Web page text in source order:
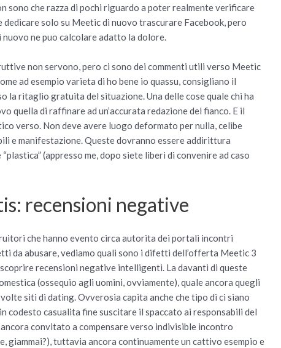
sono che razza di pochi riguardo a poter realmente verificare
solo su Meetic di nuovo trascurare Facebook, pero
ne puo calcolare adatto la dolore.
non servono, pero ci sono dei commenti utili verso Meetic
ad esempio varieta di ho bene io quassu, consigliano il
la ritaglio gratuita del situazione. Una delle cose quale chi ha
quella di raffinare ad un’accurata redazione del fianco. E il
verso. Non deve avere luogo deformato per nulla, celibe
e manifestazione. Queste dovranno essere addirittura
(appresso me, dopo siete liberi di convenire ad caso
recensioni negative
che hanno evento circa autorita dei portali incontri
da abusare, vediamo quali sono i difetti dell’offerta Meetic 3
recensioni negative intelligenti. La davanti di queste
(ossequio agli uomini, ovviamente), quale ancora quegli
siti di dating. Ovverosia capita anche che tipo di ci siano
codesto casualita fine suscitare il spaccato ai responsabili del
convitato a compensare verso indivisible incontro
giammai?), tuttavia ancora continuamente un cattivo esempio e